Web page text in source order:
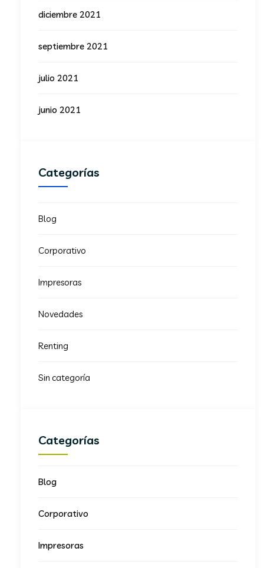
diciembre 2021
septiembre 2021
julio 2021
junio 2021
Categorías
Blog
Corporativo
Impresoras
Novedades
Renting
Sin categoría
Categorías
Blog
Corporativo
Impresoras